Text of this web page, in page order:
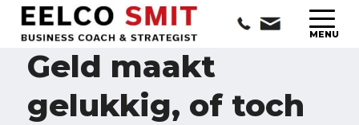
Geld maakt
gelukkig, of toch